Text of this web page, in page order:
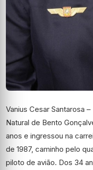
Vanius Cesar Santarosa
Natural de Bento
anos e ingressou na
de 1987, caminho pelo
piloto de avião. Dos 34